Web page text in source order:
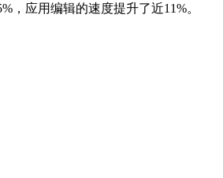
，应用编辑的速度提升了近11%。